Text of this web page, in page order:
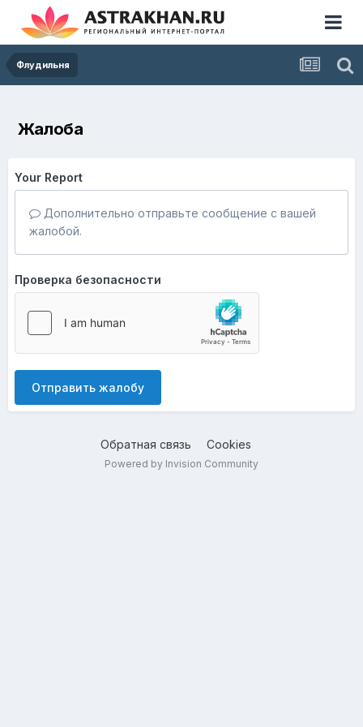
Флудильня
Жалоба
Your Report
Дополнительно отправьте сообщение с вашей
жалобой.
Проверка безопасности
Отправить жалобу
Обратная связь Cookies
Powered by Invision Community